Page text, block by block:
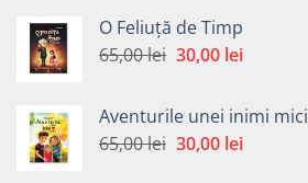
O Feliuță de Timp
65,00lei Prețul
fost:
65,00 lei.
30,00 leiPrețul
30,00 lei.
Aventurile unei inimi mici
65,00lei Prețul
30,00 leiPrețul